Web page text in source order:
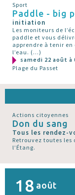
Sport
Paddle - big
initiation
Les moniteurs de
paddle et vous
apprendre à tenir
l’eau. (…)
samedi 22 août à
Plage du Passet
Actions citoyennes
Don du sang
Tous les rendez-
Retrouvez toutes les
l’Étang.
18 août